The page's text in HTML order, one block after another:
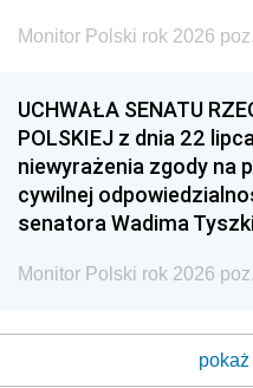
Monitor Polski rok 2026
UCHWAŁA SENATU
POLSKIEJ z dnia 22
niewyrażenia zgody na
cywilnej
senatora Wadima
Monitor Polski rok 2026